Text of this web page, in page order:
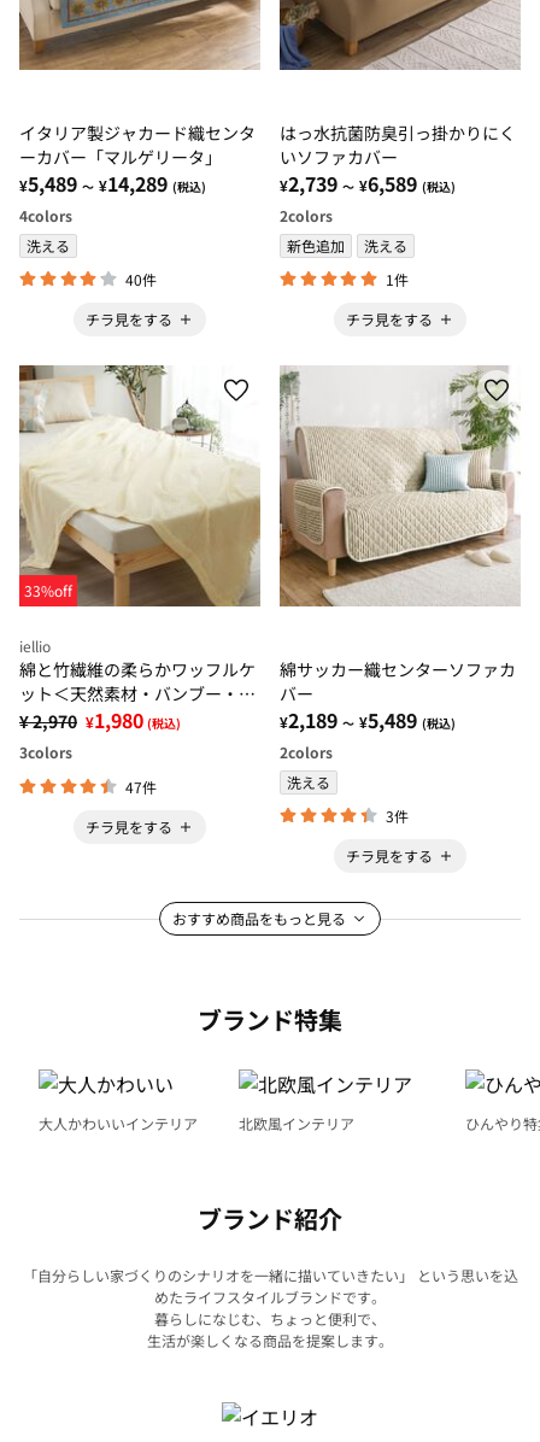
イタリア製ジャカード織センタ
ーカバー「マルゲリータ」
¥5,489 ～ ¥14,289 (税込)
4colors
洗える
40件
チラ見をする
はっ水抗菌防臭引っ掛かりにく
いソファカバー
¥2,739 ～ ¥6,589 (税込)
2colors
新色追加
洗える
1件
チラ見をする
33%off
iellio
綿と竹繊維の柔らかワッフルケ
ット＜天然素材・バンブー・洗
える＞
¥ 2,970 ¥1,980 (税込)
3colors
47件
チラ見をする
綿サッカー織センターソファカ
バー
¥2,189 ～ ¥5,489 (税込)
2colors
洗える
3件
チラ見をする
おすすめ商品をもっと見る
ブランド特集
大人かわいいインテリア 北欧風インテリア ひんやり
ブランド紹介
「自分らしい家づくりのシナリオを一緒に描いていきたい」 という思いを込
めたライフスタイルブランドです。
暮らしになじむ、ちょっと便利で、
生活が楽しくなる商品を提案します。